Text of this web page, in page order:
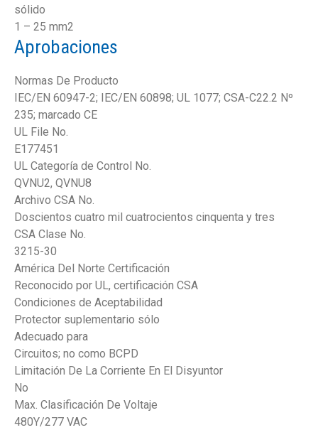
sólido
1 – 25 mm2
Aprobaciones
Normas De Producto
IEC/EN 60947-2; IEC/EN 60898; UL 1077; CSA-C22.2 Nº
235; marcado CE
UL File No.
E177451
UL Categoría de Control No.
QVNU2, QVNU8
Archivo CSA No.
Doscientos cuatro mil cuatrocientos cinquenta y tres
CSA Clase No.
3215-30
América Del Norte Certificación
Reconocido por UL, certificación CSA
Condiciones de Aceptabilidad
Protector suplementario sólo
Adecuado para
Circuitos; no como BCPD
Limitación De La Corriente En El Disyuntor
No
Max. Clasificación De Voltaje
480Y/277 VAC